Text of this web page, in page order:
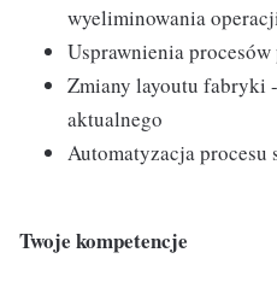
wyeliminowania
Usprawnienia
Zmiany layoutu fabryki
aktualnego
Automatyzacja procesu
Twoje kompetencje